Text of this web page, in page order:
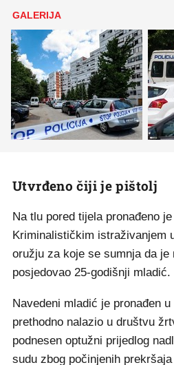
GALERIJA
Utvrđeno čiji je pištolj
Na tlu pored tijela pronađeno
Kriminalističkim istraživanjem
oružju za koje se sumnja da je
posjedovao 25-godišnji mladić.
Navedeni mladić je pronađen
prethodno nalazio u društvu
podnesen optužni prijedlog
sudu zbog počinjenih